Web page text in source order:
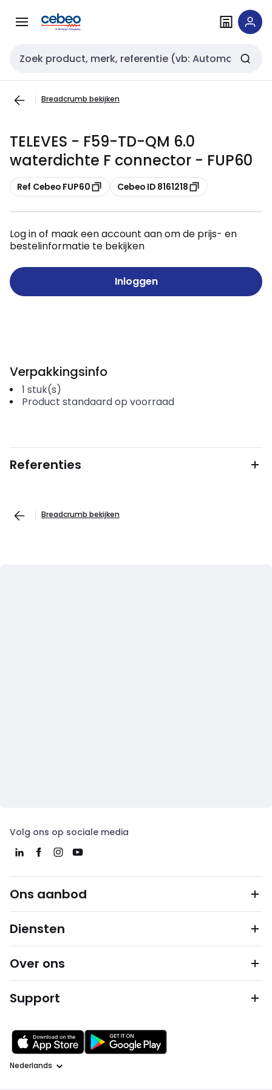
naar
naar
Zoekveld invoer
Breadcrumb bekijken
TELEVES - F59-TD-QM 6.0
waterdichte F connector - FUP60
Kopiëren
Ref Cebeo FUP60 Kopiëren
Cebeo ID 8161218
Log in of maak een account aan om de prijs- en
bestelinformatie te bekijken
Inloggen
Verpakkingsinfo
1 stuk(s)
Product standaard op voorraad
Referenties
Breadcrumb bekijken
Volg ons op sociale media
Ons aanbod
Diensten
Over ons
Support
Taal